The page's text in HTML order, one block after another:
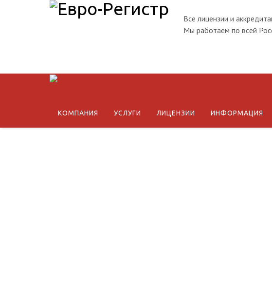
Все лицензии и
Мы работаем по всей
КОМПАНИЯ УСЛУГИ ЛИЦЕНЗИИ ИНФОРМАЦИЯ